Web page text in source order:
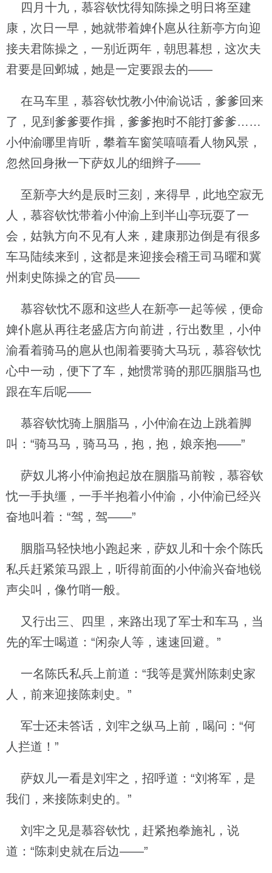
四月十九，慕容钦忱得知陈操之明日将至建
康，次日一早，她就带着婢仆扈从往新亭方向迎
接夫君陈操之，一别近两年，朝思暮想，这次夫
君要是回邺城，她是一定要跟去的——
在马车里，慕容钦忱教小仲渝说话，爹爹回来
了，见到爹爹要作揖，爹爹抱时不能打爹爹……
小仲渝哪里肯听，攀着车窗笑嘻嘻看人物风景，
忽然回身揪一下萨奴儿的细辫子——
至新亭大约是辰时三刻，来得早，此地空寂无
人，慕容钦忱带着小仲渝上到半山亭玩耍了一
会，姑孰方向不见有人来，建康那边倒是有很多
车马陆续来到，这都是来迎接会稽王司马曜和冀
州刺史陈操之的官员——
慕容钦忱不愿和这些人在新亭一起等候，便命
婢仆扈从再往老盛店方向前进，行出数里，小仲
渝看着骑马的扈从也闹着要骑大马玩，慕容钦忱
心中一动，便下了车，她惯常骑的那匹胭脂马也
跟在车后呢——
慕容钦忱骑上胭脂马，小仲渝在边上跳着脚
叫：“骑马马，骑马马，抱，抱，娘亲抱——”
萨奴儿将小仲渝抱起放在胭脂马前鞍，慕容钦
忱一手执缰，一手半抱着小仲渝，小仲渝已经兴
奋地叫着：“驾，驾——”
胭脂马轻快地小跑起来，萨奴儿和十余个陈氏
私兵赶紧策马跟上，听得前面的小仲渝兴奋地锐
声尖叫，像竹哨一般。
又行出三、四里，来路出现了军士和车马，当
先的军士喝道：“闲杂人等，速速回避。”
一名陈氏私兵上前道：“我等是冀州陈刺史家
人，前来迎接陈刺史。”
军士还未答话，刘牢之纵马上前，喝问：“何
人拦道！”
萨奴儿一看是刘牢之，招呼道：“刘将军，是
我们，来接陈刺史的。”
刘牢之见是慕容钦忱，赶紧抱拳施礼，说
道：“陈刺史就在后边——”